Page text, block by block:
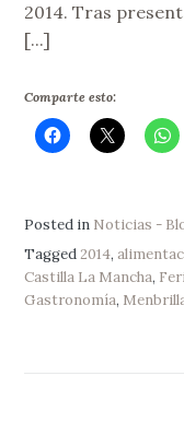
2014. Tras
[...]
Comparte esto:
Posted in Noticias -
Tagged2014,
Castilla La Mancha,
Gastronomía,